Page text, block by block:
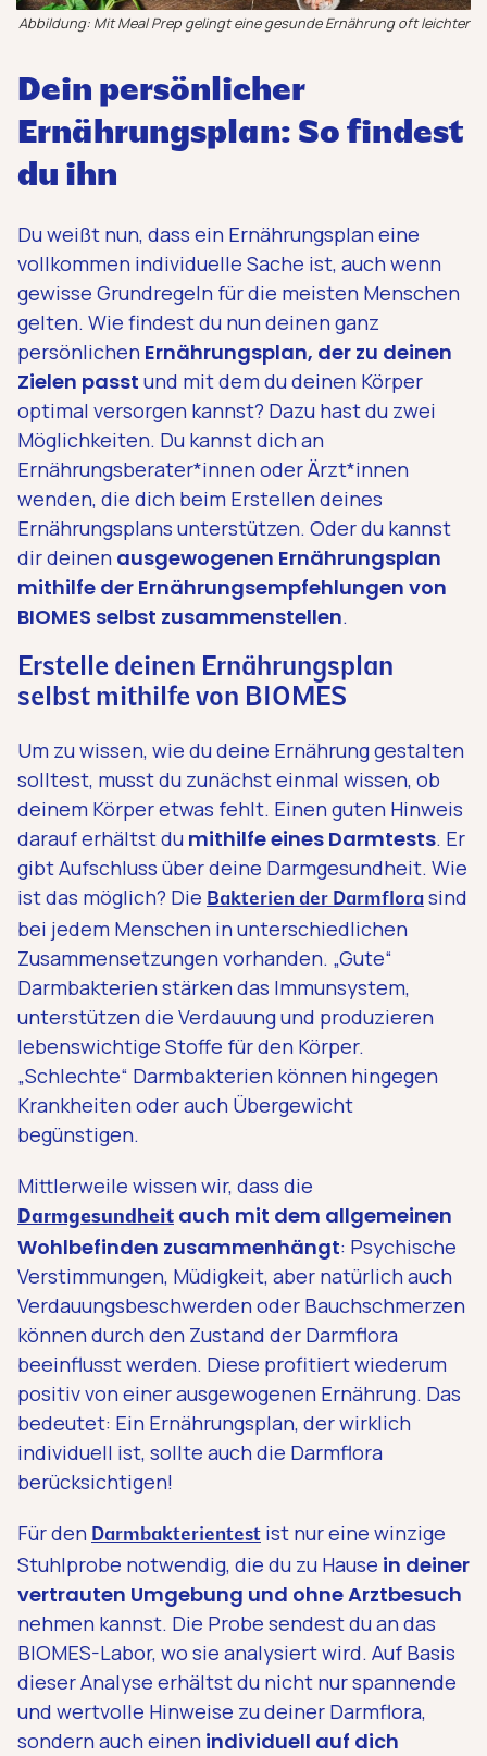
Abbildung: Mit Meal Prep gelingt eine gesunde Ernährung oft leichter
Dein persönlicher
Ernährungsplan: So findest
du ihn
Du weißt nun, dass ein Ernährungsplan eine
vollkommen individuelle Sache ist, auch wenn
gewisse Grundregeln für die meisten Menschen
gelten. Wie findest du nun deinen ganz
persönlichen Ernährungsplan, der zu deinen
Zielen passt und mit dem du deinen Körper
optimal versorgen kannst? Dazu hast du zwei
Möglichkeiten. Du kannst dich an
Ernährungsberater*innen oder Ärzt*innen
wenden, die dich beim Erstellen deines
Ernährungsplans unterstützen. Oder du kannst
dir deinen ausgewogenen Ernährungsplan
mithilfe der Ernährungs­empfehlungen von
BIOMES selbst zusammenstellen.
Erstelle deinen Ernährungsplan
selbst mithilfe von BIOMES
Um zu wissen, wie du deine Ernährung gestalten
solltest, musst du zunächst einmal wissen, ob
deinem Körper etwas fehlt. Einen guten Hinweis
darauf erhältst du mithilfe eines Darmtests. Er
gibt Aufschluss über deine Darmgesundheit. Wie
ist das möglich? Die Bakterien der Darmflora sind
bei jedem Menschen in unterschiedlichen
Zusammensetzungen vorhanden. „Gute“
Darmbakterien stärken das Immunsystem,
unterstützen die Verdauung und produzieren
lebenswichtige Stoffe für den Körper.
„Schlechte“ Darmbakterien können hingegen
Krankheiten oder auch Übergewicht
begünstigen.
Mittlerweile wissen wir, dass die
Darmgesundheit auch mit dem allgemeinen
Wohlbefinden zusammenhängt: Psychische
Verstimmungen, Müdigkeit, aber natürlich auch
Verdauungsbeschwerden oder Bauchschmerzen
können durch den Zustand der Darmflora
beeinflusst werden. Diese profitiert wiederum
positiv von einer ausgewogenen Ernährung. Das
bedeutet: Ein Ernährungsplan, der wirklich
individuell ist, sollte auch die Darmflora
berücksichtigen!
Für den Darmbakterientest ist nur eine winzige
Stuhlprobe notwendig, die du zu Hause in deiner
vertrauten Umgebung und ohne Arztbesuch
nehmen kannst. Die Probe sendest du an das
BIOMES-Labor, wo sie analysiert wird. Auf Basis
dieser Analyse erhältst du nicht nur spannende
und wertvolle Hinweise zu deiner Darmflora,
sondern auch einen individuell auf dich